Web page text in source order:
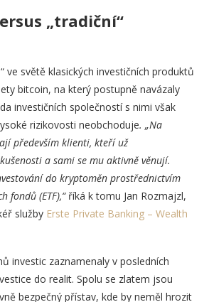
„tradiční“
ve světě klasických investičních produktů
bitcoin, na který postupně navázaly
investičních společností s nimi však
rizikovosti neobchoduje. „Na
především klienti, kteří už
a sami se mu aktivně věnují.
do kryptoměn prostřednictvím
fondů (ETF),“říká k tomu Jan Rozmajzl,
služby Erste Private Banking – Wealth
investic zaznamenaly v posledních
do realit. Spolu se zlatem jsou
bezpečný přístav, kde by neměl hrozit